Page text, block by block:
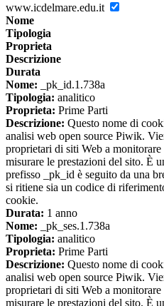
www.icdelmare.edu.it
Nome
Tipologia
Proprieta
Descrizione
Durata
Nome: _pk_id.1.738a
Tipologia: analitico
Proprieta: Prime Parti
Descrizione: Questo nome di
analisi web open source Piwik.
proprietari di siti Web a
misurare le prestazioni del sito. È
prefisso _pk_id è seguito da una
si ritiene sia un codice di
cookie.
Durata: 1 anno
Nome: _pk_ses.1.738a
Tipologia: analitico
Proprieta: Prime Parti
Descrizione: Questo nome di
analisi web open source Piwik.
proprietari di siti Web a
misurare le prestazioni del sito. È